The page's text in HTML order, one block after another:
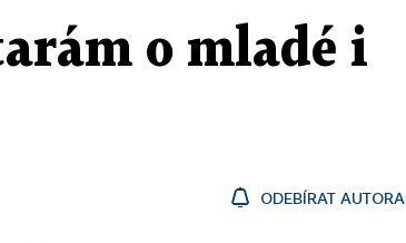
o mladé i
ODEBÍRAT AUTORA